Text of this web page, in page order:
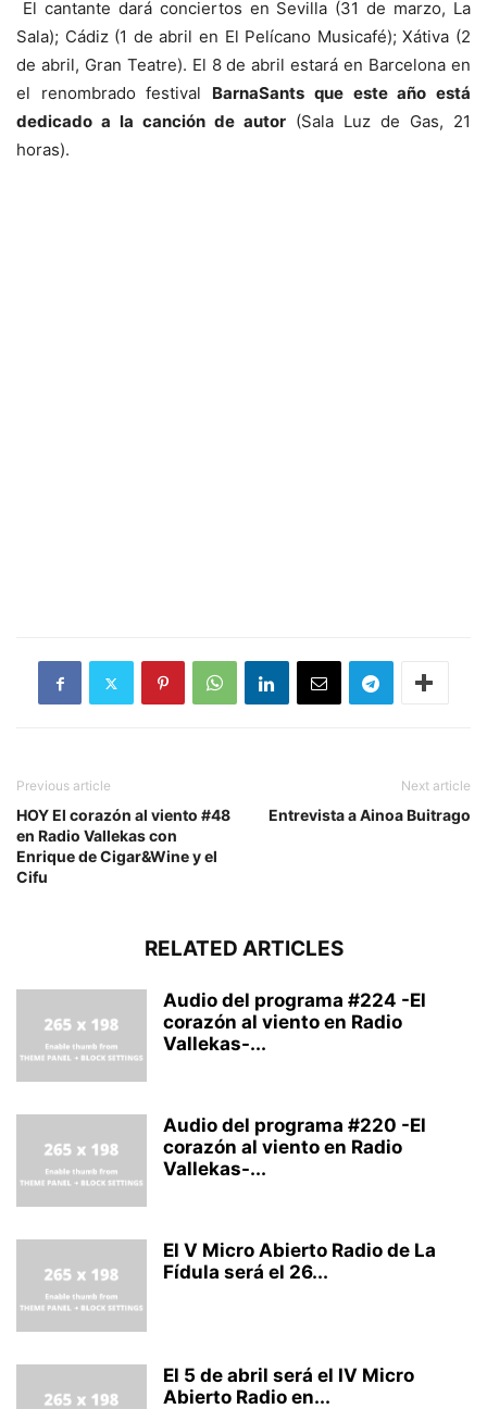
El cantante dará conciertos en Sevilla (31 de marzo, La
Sala); Cádiz (1 de abril en El Pelícano Musicafé); Xátiva (2
de abril, Gran Teatre). El 8 de abril estará en Barcelona en
el renombrado festival BarnaSants que este año está
dedicado a la canción de autor (Sala Luz de Gas, 21
horas).
Previous article
HOY El corazón al viento #48
en Radio Vallekas con
Enrique de Cigar&Wine y el
Cifu
Next article
Entrevista a Ainoa Buitrago
RELATED ARTICLES
Audio del programa #224 -El
corazón al viento en Radio
Vallekas-...
Audio del programa #220 -El
corazón al viento en Radio
Vallekas-...
El V Micro Abierto Radio de La
Fídula será el 26...
El 5 de abril será el IV Micro
Abierto Radio en...